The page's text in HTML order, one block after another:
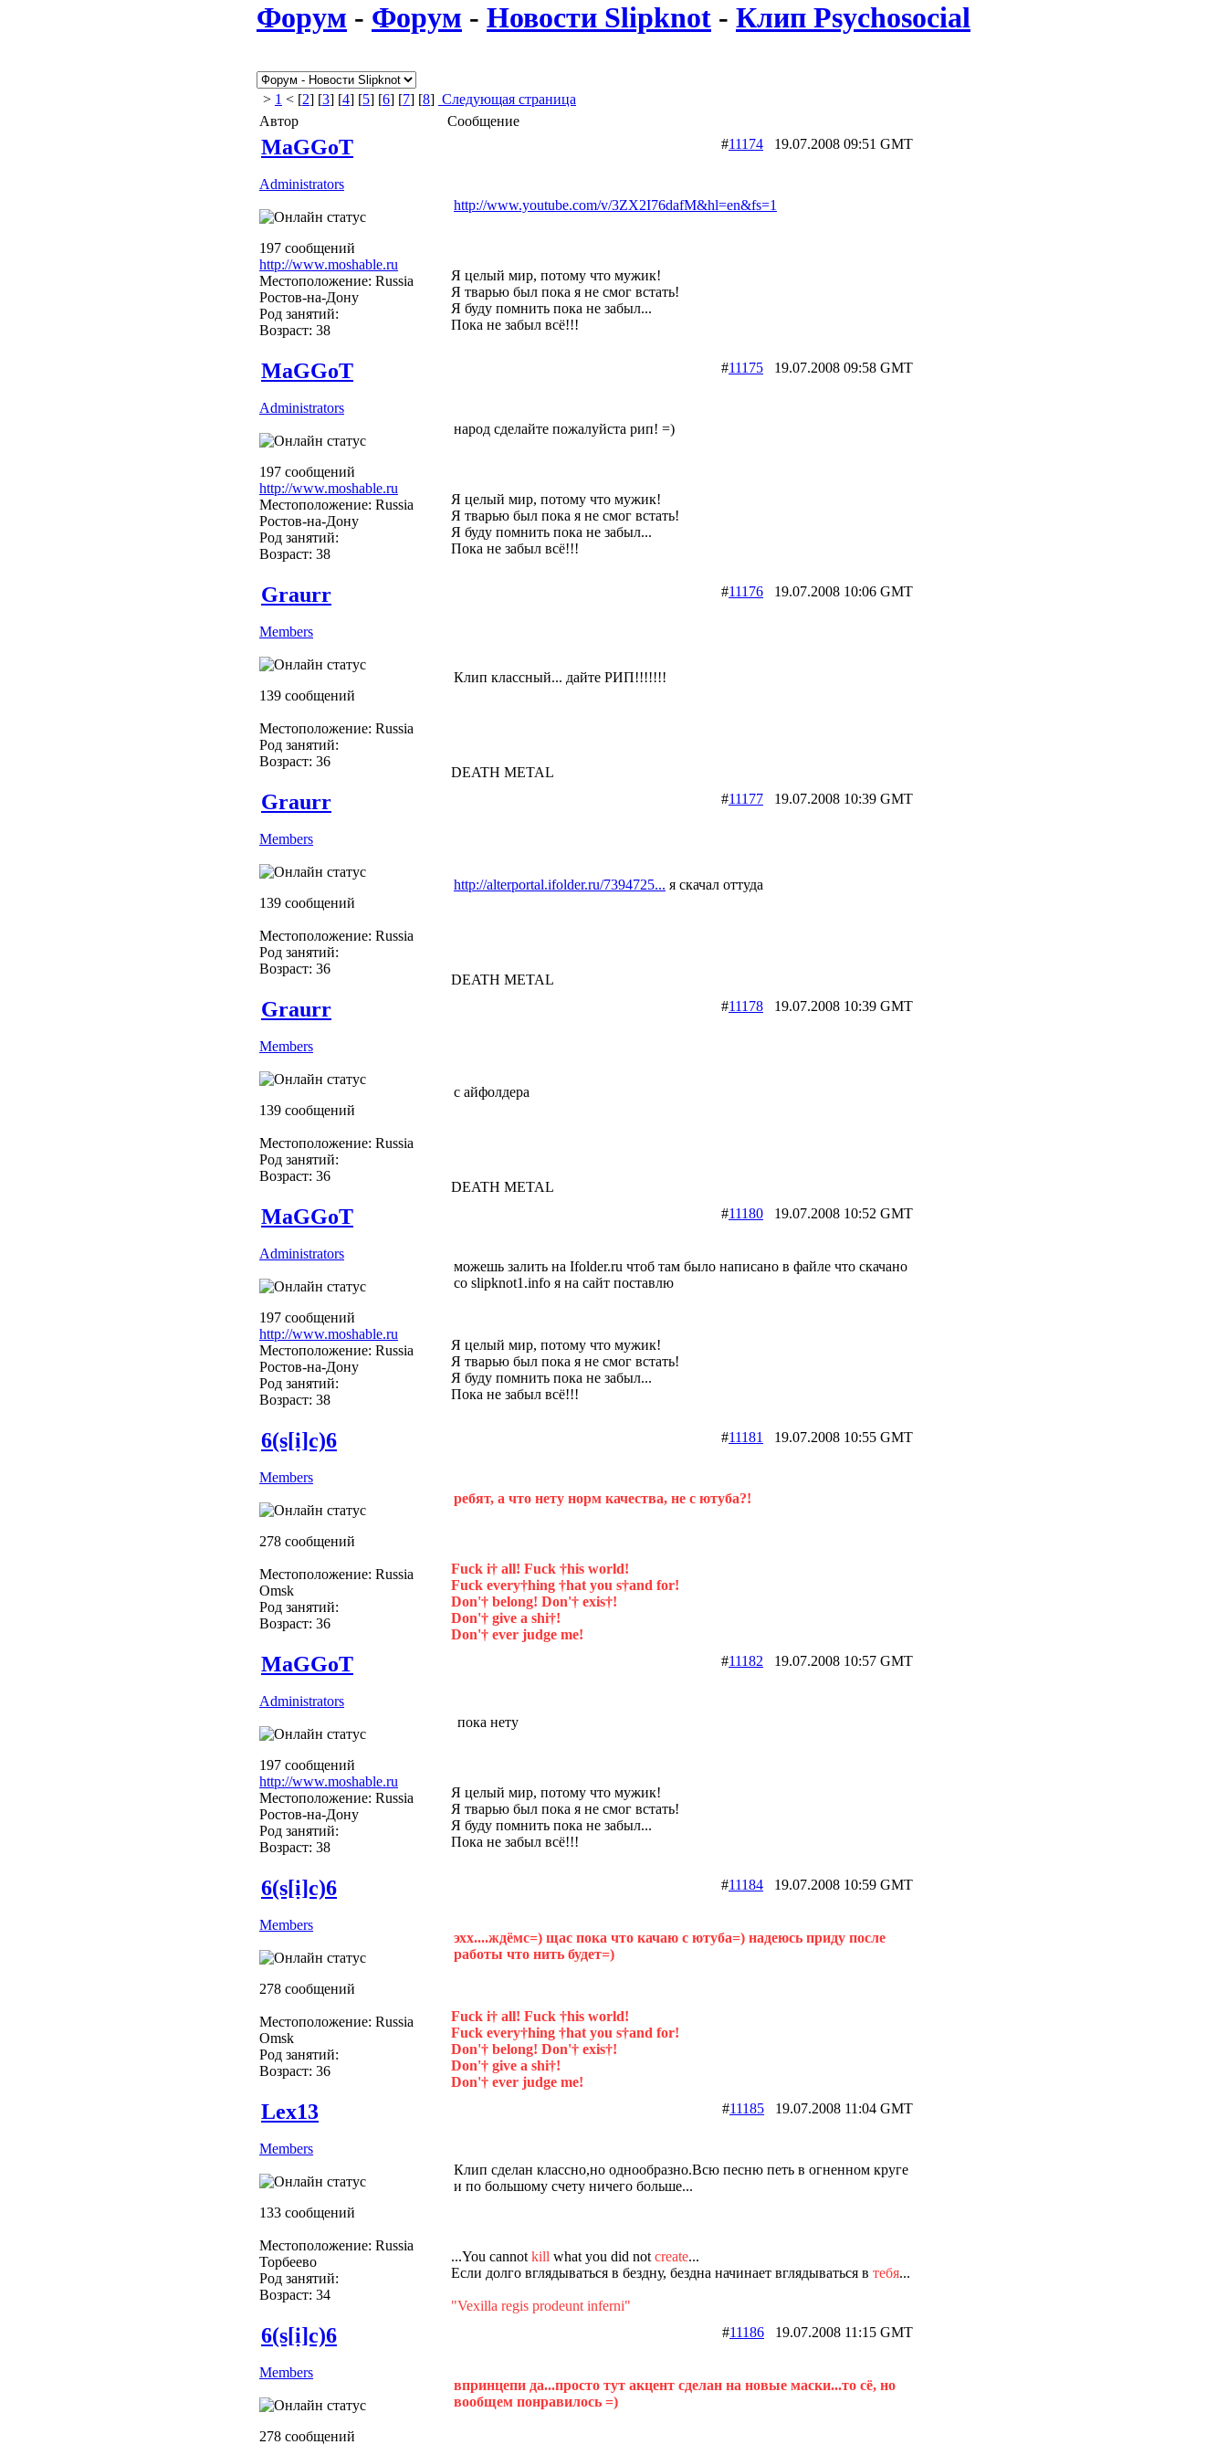
Форум - Форум - Новости Slipknot - Клип Psychosocial
> 1 < [2] [3] [4] [5] [6] [7] [8] Следующая страница
Автор
Сообщение
MaGGoT
Administrators
197 сообщений
http://www.moshable.ru
Местоположение: Russia
Ростов-на-Дону
Род занятий:
Возраст: 38
#11174 19.07.2008 09:51 GMT
http://www.youtube.com/v/3ZX2I76dafM&hl=en&fs=1
Я целый мир, потому что мужик!
Я тварью был пока я не смог встать!
Я буду помнить пока не забыл...
Пока не забыл всё!!!
MaGGoT
Administrators
197 сообщений
http://www.moshable.ru
Местоположение: Russia
Ростов-на-Дону
Род занятий:
Возраст: 38
#11175 19.07.2008 09:58 GMT
народ сделайте пожалуйста рип! =)
Я целый мир, потому что мужик!
Я тварью был пока я не смог встать!
Я буду помнить пока не забыл...
Пока не забыл всё!!!
Graurr
Members
139 сообщений
Местоположение: Russia
Род занятий:
Возраст: 36
#11176 19.07.2008 10:06 GMT
Клип классный... дайте РИП!!!!!!!
DEATH METAL
Graurr
Members
139 сообщений
Местоположение: Russia
Род занятий:
Возраст: 36
#11177 19.07.2008 10:39 GMT
http://alterportal.ifolder.ru/7394725... я скачал оттуда
DEATH METAL
Graurr
Members
139 сообщений
Местоположение: Russia
Род занятий:
Возраст: 36
#11178 19.07.2008 10:39 GMT
с айфолдера
DEATH METAL
MaGGoT
Administrators
197 сообщений
http://www.moshable.ru
Местоположение: Russia
Ростов-на-Дону
Род занятий:
Возраст: 38
#11180 19.07.2008 10:52 GMT
можешь залить на Ifolder.ru чтоб там было написано в файле что скачано
со slipknot1.info я на сайт поставлю
Я целый мир, потому что мужик!
Я тварью был пока я не смог встать!
Я буду помнить пока не забыл...
Пока не забыл всё!!!
6(s[i]c)6
Members
278 сообщений
Местоположение: Russia
Omsk
Род занятий:
Возраст: 36
#11181 19.07.2008 10:55 GMT
ребят, а что нету норм качества, не с ютуба?!
Fuck i† all! Fuck †his world!
Fuck every†hing †hat you s†and for!
Don'† belong! Don'† exis†!
Don'† give a shi†!
Don'† ever judge me!
MaGGoT
Administrators
197 сообщений
http://www.moshable.ru
Местоположение: Russia
Ростов-на-Дону
Род занятий:
Возраст: 38
#11182 19.07.2008 10:57 GMT
пока нету
Я целый мир, потому что мужик!
Я тварью был пока я не смог встать!
Я буду помнить пока не забыл...
Пока не забыл всё!!!
6(s[i]c)6
Members
278 сообщений
Местоположение: Russia
Omsk
Род занятий:
Возраст: 36
#11184 19.07.2008 10:59 GMT
эхх....ждёмс=) щас пока что качаю с ютуба=) надеюсь приду после
работы что нить будет=)
Fuck i† all! Fuck †his world!
Fuck every†hing †hat you s†and for!
Don'† belong! Don'† exis†!
Don'† give a shi†!
Don'† ever judge me!
Lex13
Members
133 сообщений
Местоположение: Russia
Торбеево
Род занятий:
Возраст: 34
#11185 19.07.2008 11:04 GMT
Клип сделан классно,но однообразно.Всю песню петь в огненном круге
и по большому счету ничего больше...
...You cannot kill what you did not create...
Если долго вглядываться в бездну, бездна начинает вглядываться в тебя...
"Vexilla regis prodeunt inferni"
6(s[i]c)6
Members
278 сообщений
#11186 19.07.2008 11:15 GMT
впринцепи да...просто тут акцент сделан на новые маски...то сё, но
вообщем понравилось =)